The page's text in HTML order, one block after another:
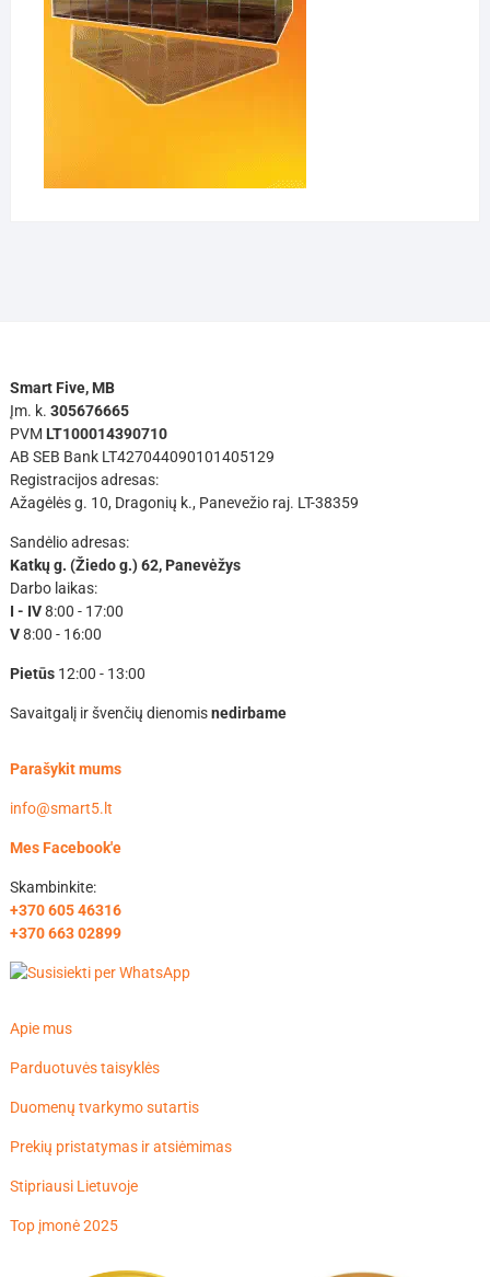
Smart Five, MB
Įm. k. 305676665
PVM LT100014390710
AB SEB Bank LT427044090101405129
Registracijos adresas:
Ažagėlės g. 10, Dragonių k., Panevežio raj. LT-38359
Sandėlio adresas:
Katkų g. (Žiedo g.) 62, Panevėžys
Darbo laikas:
I - IV8:00 - 17:00
V8:00 - 16:00
Pietūs12:00 - 13:00
Savaitgalį ir švenčių dienomisnedirbame
Parašykit mums
info@smart5.lt
Mes Facebook'e
Skambinkite:
+370 605 46316
+370 663 02899
Apie mus
Parduotuvės taisyklės
Duomenų tvarkymo sutartis
Prekių pristatymas ir atsiėmimas
Stipriausi Lietuvoje
Top įmonė 2025